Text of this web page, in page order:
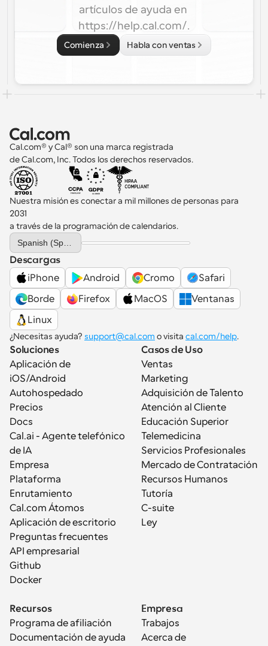
artículos de ayuda en
https://help.cal.com/.
Comienza Habla con ventas
Cal.com® y Cal® son una marca registrada
de Cal.com, Inc. Todos los derechos reservados.
Nuestra misión es conectar a mil millones de personas para
2031
a través de la programación de calendarios.
Select Language
Descargas
iPhone
Android Cromo
Safari
Borde
Firefox MacOS
Ventanas
Linux
¿Necesitas ayuda? support@cal.com o visita cal.com/help.
Soluciones
Aplicación de
iOS/Android
Autohospedado
Precios
Docs
Cal.ai - Agente telefónico
de IA
Empresa
Plataforma
Enrutamiento
Cal.com Átomos
Aplicación de escritorio
Preguntas frecuentes
API empresarial
Github
Docker
Casos de Uso
Ventas
Marketing
Adquisición de Talento
Atención al Cliente
Educación Superior
Telemedicina
Servicios Profesionales
Mercado de Contratación
Recursos Humanos
Tutoría
C-suite
Ley
Recursos
Programa de afiliación
Documentación de ayuda
Empresa
Trabajos
Acerca de